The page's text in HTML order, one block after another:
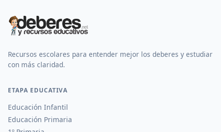
Recursos escolares para entender mejor los deberes y estudiar
con más claridad.
ETAPA EDUCATIVA
Educación Infantil
Educación Primaria